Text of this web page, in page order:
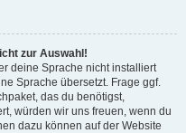
zur Auswahl!
deine Sprache nicht installiert
Sprache übersetzt. Frage ggf.
das du benötigst,
würden wir uns freuen, wenn du
dazu können auf der Website